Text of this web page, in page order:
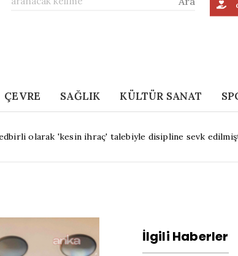
ÇEVRE SAĞLIK KÜLTÜR SANAT
olarak 'kesin ihraç' talebiyle disipline sevk
İlgili Haberler